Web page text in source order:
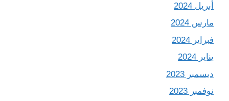
أبريل 2024
مارس 2024
فبراير 2024
يناير 2024
ديسمبر 2023
نوفمبر 2023